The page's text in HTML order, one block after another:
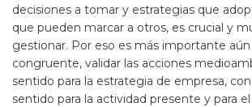
decisiones a tomar y estrategias que
que pueden marcar a otros, es crucial y
gestionar. Por eso es más importante
congruente, validar las acciones
sentido para la estrategia de empresa,
sentido para la actividad presente y para